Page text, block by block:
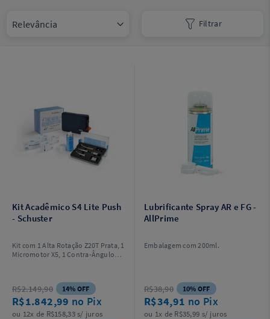
Kit Acadêmico S4 Lite Push
- Schuster
Kit com 1 Alta Rotação Z20T Prata, 1
Micromotor X5, 1 Contra-Ângulo
adaptador do Contra-Ângulo AR
para Brocas FG e case e estojos
individuais. Acompanha saca
broca.
R$2.149,90 14% OFF
R$1.842,99 no Pix
ou 12x de R$158,33 s/ juros
Lubrificante Spray AR e FG -
AllPrime
Embalagem com 200ml.
R$38,90 10% OFF
R$34,91 no Pix
ou 1x de R$35,99 s/ juros
Filtrar